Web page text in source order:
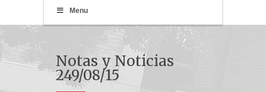
Menu
Notas y Noticias
249/08/15